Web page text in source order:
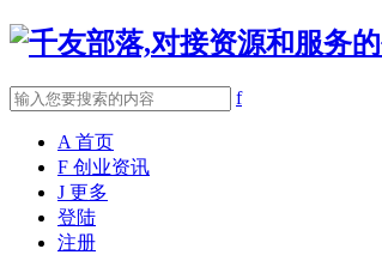
f
A 首页
F 创业资讯
J 更多
登陆
注册